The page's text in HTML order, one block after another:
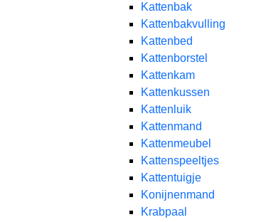
Kattenbak
Kattenbakvulling
Kattenbed
Kattenborstel
Kattenkam
Kattenkussen
Kattenluik
Kattenmand
Kattenmeubel
Kattenspeeltjes
Kattentuigje
Konijnenmand
Krabpaal​